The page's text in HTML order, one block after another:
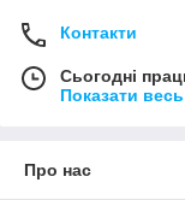
Контакти
Сьогодні
Показати
Про нас